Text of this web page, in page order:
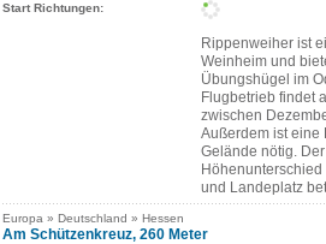
Start Richtungen:
Rippenweiher ist
Weinheim und
Übungshügel im
Flugbetrieb findet
zwischen
Außerdem ist eine
Gelände nötig. Der
und Landeplatz
Europa » Deutschland » Hessen
Am Schützenkreuz, 260 Meter